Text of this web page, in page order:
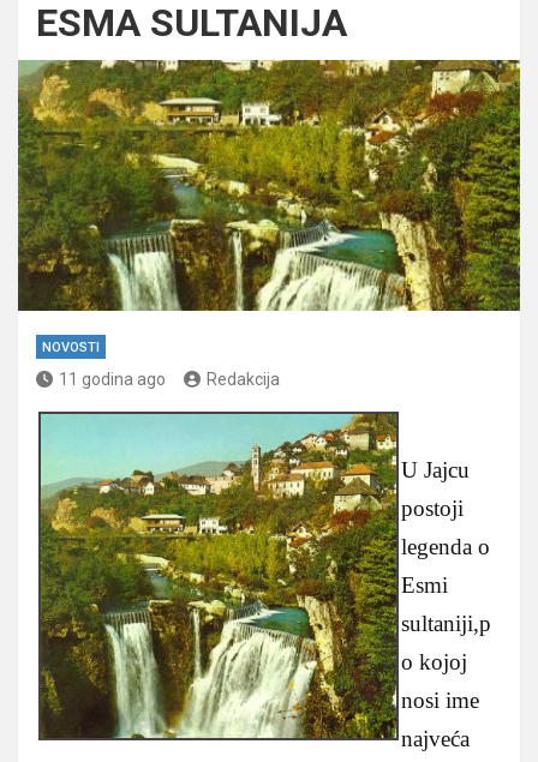
ESMA SULTANIJA
NOVOSTI
11 godina ago Redakcija
U Jajcu
postoji
legenda o
Esmi
sultaniji,p
o kojoj
nosi ime
najveća